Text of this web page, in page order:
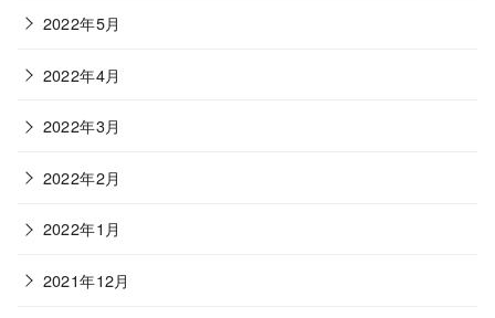
2022年5月
2022年4月
2022年3月
2022年2月
2022年1月
2021年12月